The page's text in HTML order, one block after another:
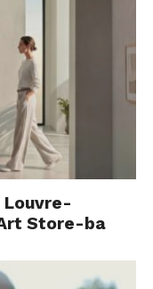
Louvre-
Store-ba